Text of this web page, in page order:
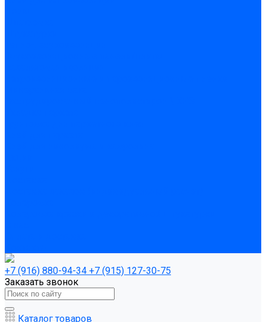
+7 (916) 880-94-34 +7 (915) 127-30-75
Заказать звонок
Каталог товаров